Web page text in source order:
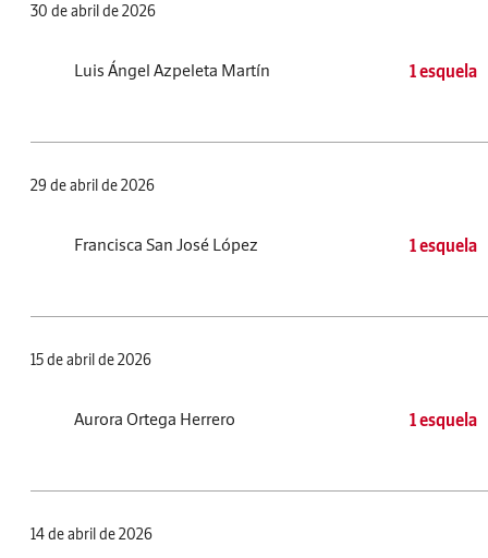
30 de abril de 2026
Luis Ángel Azpeleta Martín 1 esquela
29 de abril de 2026
Francisca San José López 1 esquela
15 de abril de 2026
Aurora Ortega Herrero 1 esquela
14 de abril de 2026